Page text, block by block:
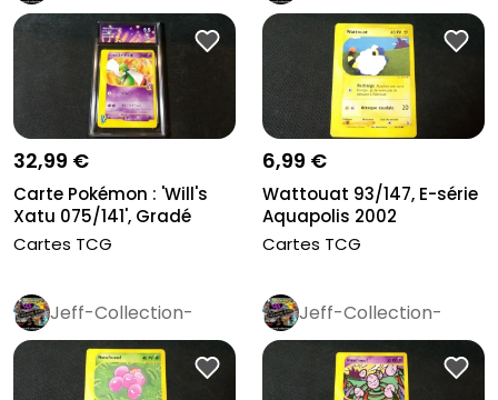
Rétro Pro
32,99 €
Carte Pokémon : 'Will's
Xatu 075/141', Gradé
Colle...
Cartes TCG
Rétro Pro
6,99 €
Wattouat 93/147, E-série
Aquapolis 2002
Cartes TCG
Jeff-Collection-
Rétro Pro
Jeff-Collection-
Rétro Pro